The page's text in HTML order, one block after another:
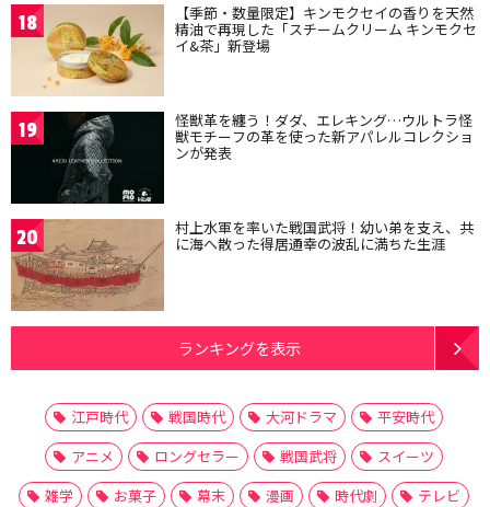
18 【季節・数量限定】キンモクセイの香りを天然
精油で再現した「スチームクリーム キンモクセ
イ&茶」新登場
19 怪獣革を纏う！ダダ、エレキング…ウルトラ怪
獣モチーフの革を使った新アパレルコレクショ
ンが発表
20 村上水軍を率いた戦国武将！幼い弟を支え、共
に海へ散った得居通幸の波乱に満ちた生涯
ランキングを表示
江戸時代 戦国時代 大河ドラマ
平安時代
アニメ
ロングセラー 戦国武将
スイーツ
雑学
お菓子 幕末 漫画 時代劇
テレビ